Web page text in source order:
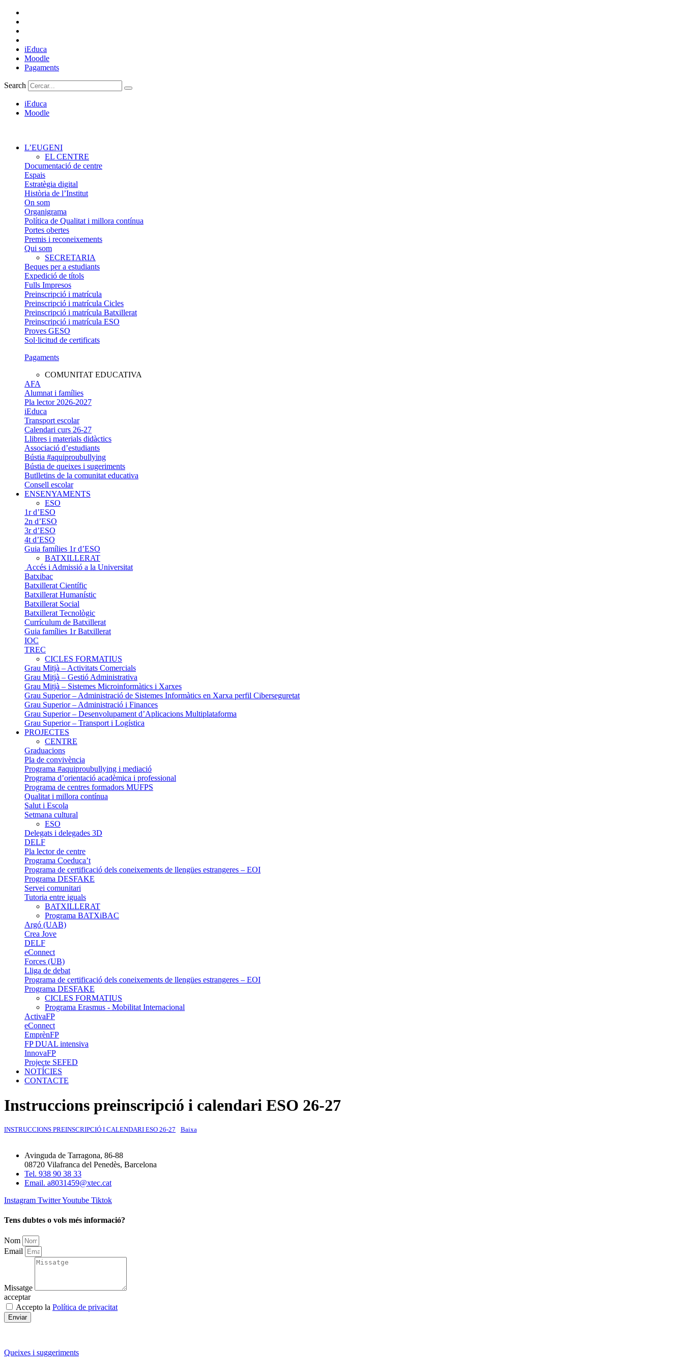
contingut
iEduca
Moodle
Pagaments
Search
iEduca
Moodle
L’EUGENI
EL CENTRE
Documentació de centre
Espais
Estratègia digital
Història de l’Institut
On som
Organigrama
Política de Qualitat i millora contínua
Portes obertes
Premis i reconeixements
Qui som
SECRETARIA
Beques per a estudiants
Expedició de títols
Fulls Impresos
Preinscripció i matrícula
Preinscripció i matrícula Cicles
Preinscripció i matrícula Batxillerat
Preinscripció i matrícula ESO
Proves GESO
Sol·licitud de certificats
Pagaments​
COMUNITAT EDUCATIVA
AFA
Alumnat i famílies
Pla lector 2026-2027
iEduca
Transport escolar
Calendari curs 26-27
Llibres i materials didàctics
Associació d’estudiants
Bústia #aquiproubullying
Bústia de queixes i sugeriments
Butlletins de la comunitat educativa
Consell escolar
ENSENYAMENTS
ESO
1r d’ESO
2n d’ESO
3r d’ESO
4t d’ESO
Guia famílies 1r d’ESO
BATXILLERAT
Accés i Admissió a la Universitat
Batxibac
Batxillerat Científic
Batxillerat Humanístic
Batxillerat Social
Batxillerat Tecnològic
Currículum de Batxillerat
Guia famílies 1r Batxillerat
IOC
TREC
CICLES FORMATIUS
Grau Mitjà – Activitats Comercials
Grau Mitjà – Gestió Administrativa
Grau Mitjà – Sistemes Microinformàtics i Xarxes
Grau Superior – Administració de Sistemes Informàtics en Xarxa perfil Ciberseguretat
Grau Superior – Administració i Finances
Grau Superior – Desenvolupament d’Aplicacions Multiplataforma
Grau Superior – Transport i Logística
PROJECTES
CENTRE
Graduacions
Pla de convivència
Programa #aquiproubullying i mediació
Programa d’orientació acadèmica i professional
Programa de centres formadors MUFPS
Qualitat i millora contínua
Salut i Escola
Setmana cultural
ESO
Delegats i delegades 3D
DELF
Pla lector de centre
Programa Coeduca’t
Programa de certificació dels coneixements de llengües estrangeres – EOI
Programa DESFAKE
Servei comunitari
Tutoria entre iguals
BATXILLERAT
Programa BATXiBAC
Argó (UAB)
Crea Jove
DELF
eConnect
Forces (UB)
Lliga de debat
Programa de certificació dels coneixements de llengües estrangeres – EOI
Programa DESFAKE
CICLES FORMATIUS
Programa Erasmus - Mobilitat Internacional
ActivaFP
eConnect
EmprènFP
FP DUAL intensiva
InnovaFP
Projecte SEFED
NOTÍCIES
CONTACTE
Instruccions preinscripció i calendari ESO 26-27
INSTRUCCIONS PREINSCRIPCIÓ I CALENDARI ESO 26-27 Baixa
Avinguda de Tarragona, 86-88
08720 Vilafranca del Penedès, Barcelona
Tel. 938 90 38 33
Email. a8031459@xtec.cat
Instagram TwitterYoutube Tiktok
Tens dubtes o vols més informació?
Nom
Email
Missatge
acceptar
Accepto la Política de privacitat
Enviar
Queixes i suggeriments